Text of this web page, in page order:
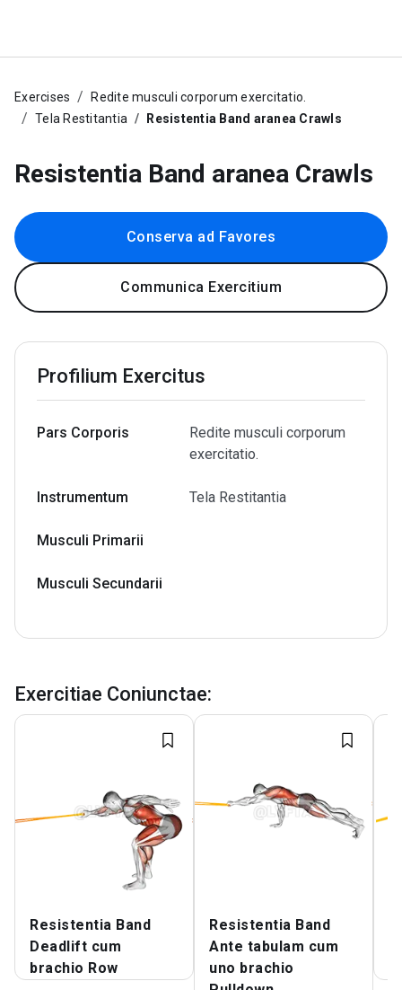
Exercises
Redite musculi corporum exercitatio.
Tela Restitantia
Resistentia Band aranea Crawls
Resistentia Band aranea Crawls
Conserva ad Favores
Communica Exercitium
Profilium Exercitus
Pars Corporis
Redite musculi corporum
exercitatio.
Instrumentum Tela Restitantia
Musculi Primarii
Musculi Secundarii
Exercitiae Coniunctae:
Resistentia Band
Deadlift cum
brachio Row
Resistentia Band
Ante tabulam cum
uno brachio